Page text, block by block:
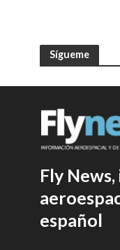
Sígueme
Fly
español